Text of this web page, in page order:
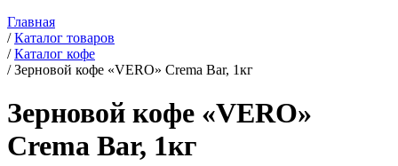
Главная
/ Каталог товаров
/ Каталог кофе
/ Зерновой кофе «VERO» Crema Bar, 1кг
Зерновой кофе «VERO»
Crema Bar, 1кг